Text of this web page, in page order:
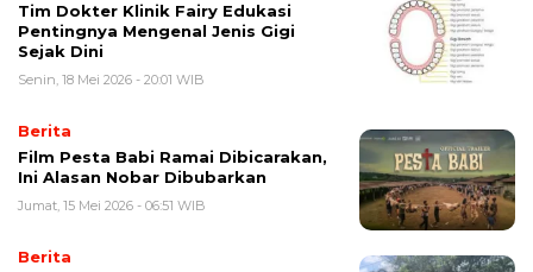
Tim Dokter Klinik Fairy Edukasi
Pentingnya Mengenal Jenis Gigi
Sejak Dini
Senin, 18 Mei 2026 - 20:01 WIB
Berita
Film Pesta Babi Ramai Dibicarakan,
Ini Alasan Nobar Dibubarkan
Jumat, 15 Mei 2026 - 06:51 WIB
Berita